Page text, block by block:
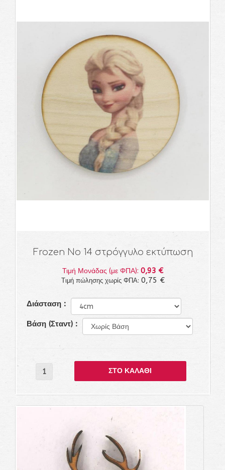
Frozen Νο 14 στρόγγυλο εκτύπωση
Τιμή Μονάδας (με ΦΠΑ): 0,93 €
Τιμή πώλησης χωρίς ΦΠΑ: 0,75 €
Διάσταση :
Βάση (Σταντ) :